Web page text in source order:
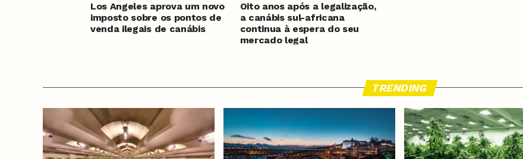
Los Angeles aprova um novo
imposto sobre os pontos de
venda ilegais de canábis
Oito anos após a legalização,
a canábis sul-africana
continua à espera do seu
mercado legal
TRENDING